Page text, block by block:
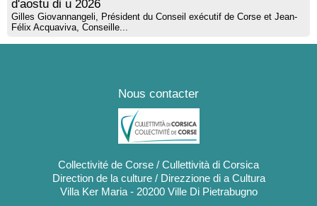
d'aostu di u 2026
Gilles Giovannangeli, Président du Conseil exécutif de Corse et Jean-
Félix Acquaviva, Conseille...
Nous contacter
Collectivité de Corse / Cullettività di Corsica
Direction de la culture / Direzzione di a Cultura
Villa Ker Maria - 20200 Ville Di Pietrabugno